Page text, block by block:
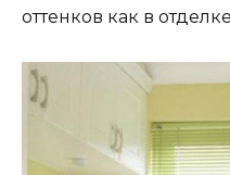
оттенков как в